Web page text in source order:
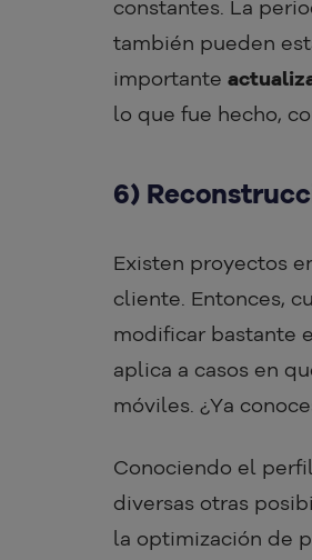
constantes. La
también pueden
importante
lo que fue hecho,
6)
Existen proyectos
cliente. Entonces,
modificar bastante
aplica a casos en
móviles. ¿Ya
Conociendo el
diversas otras
la optimización de